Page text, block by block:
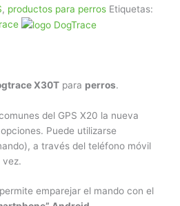
, productos para perros Etiquetas:
X30T para perros.
del GPS X20 la nueva
Puede utilizarse
a través del teléfono móvil
vez.
emparejar el mando con el